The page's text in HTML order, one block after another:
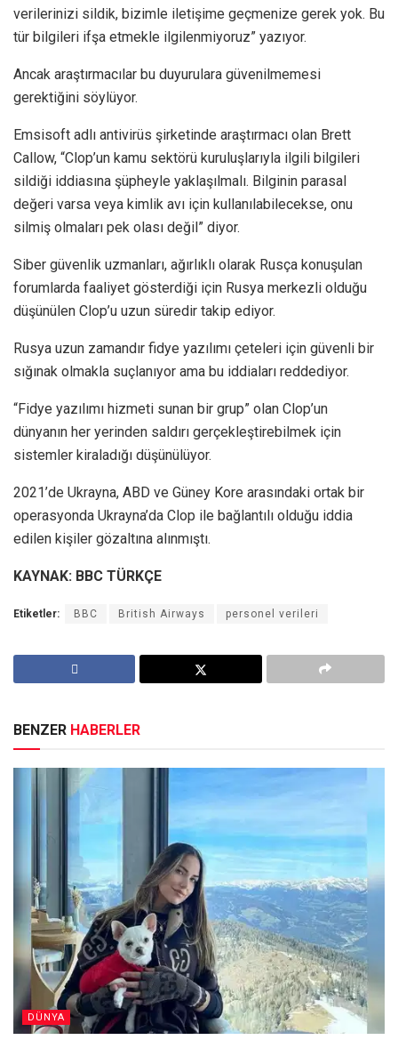
verilerinizi sildik, bizimle iletişime geçmenize gerek yok. Bu
tür bilgileri ifşa etmekle ilgilenmiyoruz” yazıyor.
Ancak araştırmacılar bu duyurulara güvenilmemesi
gerektiğini söylüyor.
Emsisoft adlı antivirüs şirketinde araştırmacı olan Brett
Callow, “Clop’un kamu sektörü kuruluşlarıyla ilgili bilgileri
sildiği iddiasına şüpheyle yaklaşılmalı. Bilginin parasal
değeri varsa veya kimlik avı için kullanılabilecekse, onu
silmiş olmaları pek olası değil” diyor.
Siber güvenlik uzmanları, ağırlıklı olarak Rusça konuşulan
forumlarda faaliyet gösterdiği için Rusya merkezli olduğu
düşünülen Clop’u uzun süredir takip ediyor.
Rusya uzun zamandır fidye yazılımı çeteleri için güvenli bir
sığınak olmakla suçlanıyor ama bu iddiaları reddediyor.
“Fidye yazılımı hizmeti sunan bir grup” olan Clop’un
dünyanın her yerinden saldırı gerçekleştirebilmek için
sistemler kiraladığı düşünülüyor.
2021’de Ukrayna, ABD ve Güney Kore arasındaki ortak bir
operasyonda Ukrayna’da Clop ile bağlantılı olduğu iddia
edilen kişiler gözaltına alınmıştı.
KAYNAK: BBC TÜRKÇE
Etiketler: BBC British Airways personel verileri
BENZER HABERLER
DÜNYA